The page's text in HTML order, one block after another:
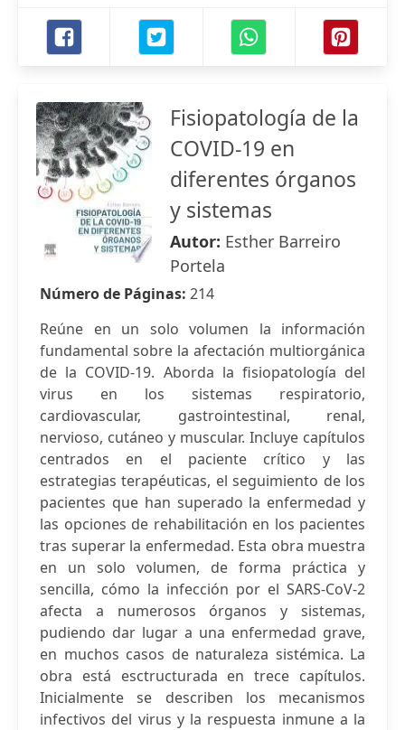
Fisiopatología de la
COVID-19 en
diferentes órganos
y sistemas
Autor: Esther Barreiro
Portela
Número de Páginas: 214
Reúne en un solo volumen la información
fundamental sobre la afectación multiorgánica
de la COVID-19. Aborda la fisiopatología del
virus en los sistemas respiratorio,
cardiovascular, gastrointestinal, renal,
nervioso, cutáneo y muscular. Incluye capítulos
centrados en el paciente crítico y las
estrategias terapéuticas, el seguimiento de los
pacientes que han superado la enfermedad y
las opciones de rehabilitación en los pacientes
tras superar la enfermedad. Esta obra muestra
en un solo volumen, de forma práctica y
sencilla, cómo la infección por el SARS-CoV-2
afecta a numerosos órganos y sistemas,
pudiendo dar lugar a una enfermedad grave,
en muchos casos de naturaleza sistémica. La
obra está esctructurada en trece capítulos.
Inicialmente se describen los mecanismos
infectivos del virus y la respuesta inmune a la